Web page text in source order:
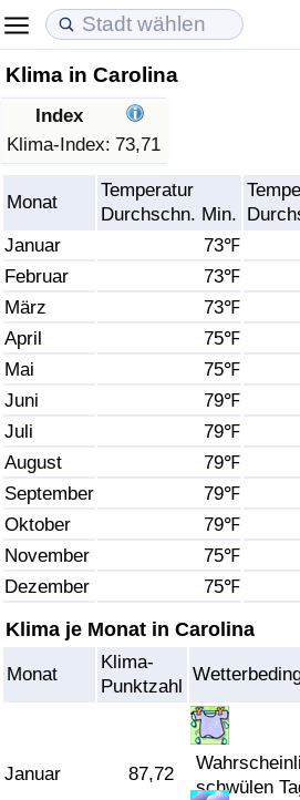
Klima in Carolina
Index
Klima-Index: 73,71
Monat
Temperatur
Durchschn. Min.
Januar
73℉
Februar
73℉
März
73℉
April
75℉
Mai
75℉
Juni
79℉
Juli
79℉
August
79℉
September
79℉
Oktober
79℉
November
75℉
Dezember
75℉
Klima je Monat in Carolina
Monat
Klima-
Punktzahl
Januar 87,72
schwülen
Lebenshaltungskosten
Lebenshaltungskosten-Index
Lebenshaltungskosten-Index
Lebenshaltungskosten-Index nach
in Akaba
Immobilienpreise
Immobilienpreis-Index (aktuell)
Immobilienpreis-Index
Immobilienpreis-Index nach Land
Lebensqualität
Lebensqualität-Index
Lebensqualität-Index (aktuell)
Lebensqualitätsindex nach Land
Kriminalität
Kriminalitäts-Index (aktuell)
Kriminalitäts-Index
Kriminalitätsindex nach Land
Gesundheitsversorgung
Gesundheitsversorgungs-Index
Gesundheitsversorgungs-Index
Umweltverschmutzung